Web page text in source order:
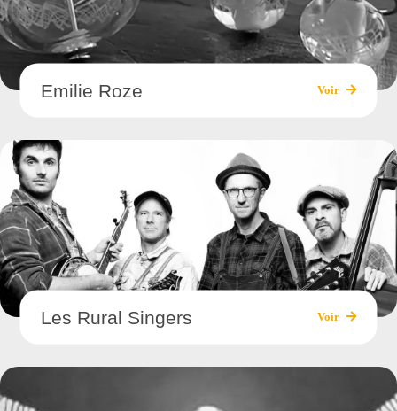
Emilie Roze Voir
Les Rural Singers Voir